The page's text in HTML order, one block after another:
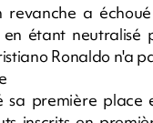
revanche a
étant neutralisé
Ronaldo n'a
sa première place